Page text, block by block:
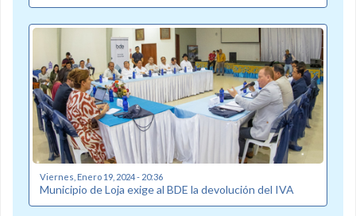
Viernes, Enero 19, 2024 - 20:36
Municipio de Loja exige al BDE la devolución del IVA